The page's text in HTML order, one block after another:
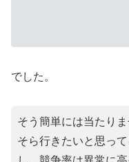
でした。
そう簡単には当たりま
そら行きたいと思っ